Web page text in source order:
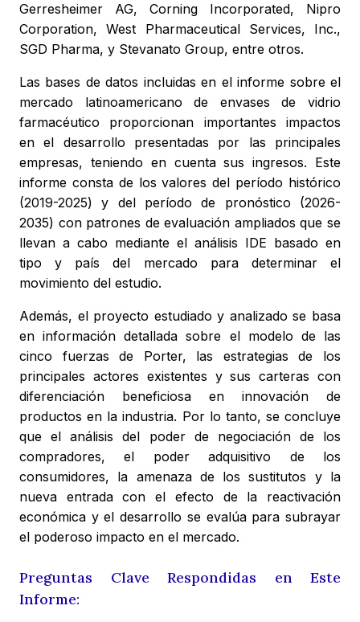
Gerresheimer AG, Corning Incorporated, Nipro
Corporation, West Pharmaceutical Services, Inc.,
SGD Pharma, y Stevanato Group, entre otros.
Las bases de datos incluidas en el informe sobre el
mercado latinoamericano de envases de vidrio
farmacéutico proporcionan importantes impactos
en el desarrollo presentadas por las principales
empresas, teniendo en cuenta sus ingresos. Este
informe consta de los valores del período histórico
(2019-2025) y del período de pronóstico (2026-
2035) con patrones de evaluación ampliados que se
llevan a cabo mediante el análisis IDE basado en
tipo y país del mercado para determinar el
movimiento del estudio.
Además, el proyecto estudiado y analizado se basa
en información detallada sobre el modelo de las
cinco fuerzas de Porter, las estrategias de los
principales actores existentes y sus carteras con
diferenciación beneficiosa en innovación de
productos en la industria. Por lo tanto, se concluye
que el análisis del poder de negociación de los
compradores, el poder adquisitivo de los
consumidores, la amenaza de los sustitutos y la
nueva entrada con el efecto de la reactivación
económica y el desarrollo se evalúa para subrayar
el poderoso impacto en el mercado.
Preguntas Clave Respondidas en Este
Informe: